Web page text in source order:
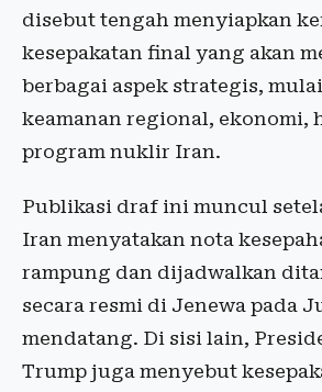
disebut tengah menyiapkan
kesepakatan final yang akan
berbagai aspek strategis,
keamanan regional, ekonomi,
program nuklir Iran.
Publikasi draf ini muncul
Iran menyatakan nota
rampung dan dijadwalkan
secara resmi di Jenewa pada
mendatang. Di sisi lain,
Trump juga menyebut